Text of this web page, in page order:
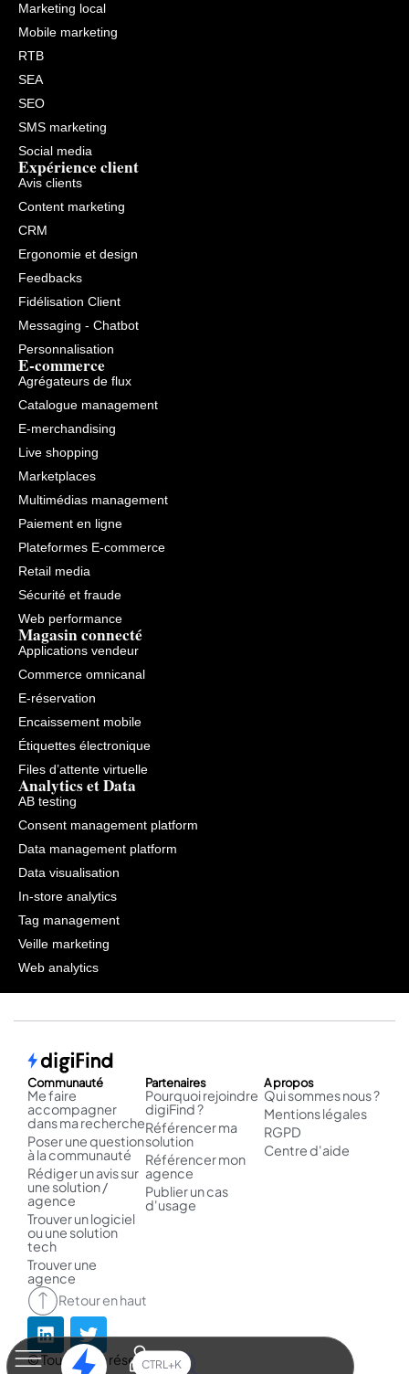
CTRL+K
Marketing local
Mobile marketing
RTB
SEA
SEO
SMS marketing
Social media
Expérience client
Avis clients
Content marketing
CRM
Ergonomie et design
Feedbacks
Fidélisation Client
Messaging - Chatbot
Personnalisation
E-commerce
Agrégateurs de flux
Catalogue management
E-merchandising
Live shopping
Marketplaces
Multimédias management
Paiement en ligne
Plateformes E-commerce
Retail media
Sécurité et fraude
Web performance
Magasin connecté
Applications vendeur
Commerce omnicanal
E-réservation
Encaissement mobile
Étiquettes électronique
Files d’attente virtuelle
Analytics et Data
AB testing
Consent management platform
Data management platform
Data visualisation
In-store analytics
Tag management
Veille marketing
Web analytics
Communauté
Me faire
accompagner
dans ma recherche
Poser une question
à la communauté
Rédiger un avis sur
une solution /
agence
Trouver un logiciel
ou une solution
tech
Trouver une
agence
Partenaires
Pourquoi rejoindre
digiFind ?
Référencer ma
solution
Référencer mon
agence
Publier un cas
d'usage
A propos
Qui sommes nous ?
Mentions légales
RGPD
Centre d'aide
Retour en haut
© Tous droits réservés.